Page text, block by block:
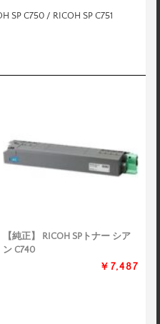
SP C750 / RICOH SP C751
【純正】 RICOH SPトナー シア
ン C740
￥7,487